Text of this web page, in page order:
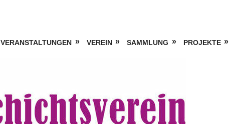
VERANSTALTUNGEN VEREIN SAMMLUNG PROJEKTE